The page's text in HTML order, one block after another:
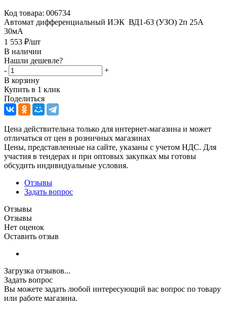
Код товара: 006734
Автомат дифференциальный ИЭК ВД1-63 (УЗО) 2п 25А
30мА
1 553 ₽/шт
В наличии
Нашли дешевле?
-
+
В корзину
Купить в 1 клик
Поделиться
Цена действительна только для интернет-магазина и может
отличаться от цен в розничных магазинах
Цены, представленные на сайте, указаны с учетом НДС. Для
участия в тендерах и при оптовых закупках мы готовы
обсудить индивидуальные условия.
Отзывы
Задать вопрос
Отзывы
Отзывы
Нет оценок
Оставить отзыв
Загрузка отзывов...
Задать вопрос
Вы можете задать любой интересующий вас вопрос по товару
или работе магазина.